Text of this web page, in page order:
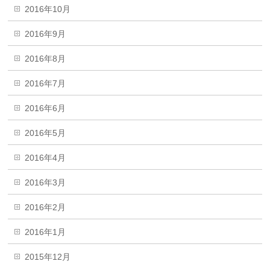
2016年10月
2016年9月
2016年8月
2016年7月
2016年6月
2016年5月
2016年4月
2016年3月
2016年2月
2016年1月
2015年12月